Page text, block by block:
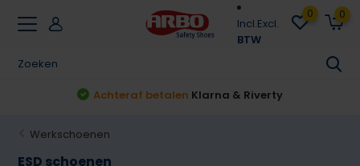
Incl.Excl.
BTW
0 0
Achteraf betalen Klarna & Riverty
Werkschoenen
ESD schoenen